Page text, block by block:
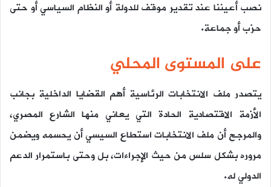
نصب أعيننا عند تقدير موقف للدولة أو النظام السياسي أو حتى
حزب أو جماعة.
على المستوى المحلي
يتصدر ملف الانتخابات الرئاسية أهم القضايا الداخلية بجانب
الأزمة الاقتصادية الحادة التي يعاني منها الشارع المصري،
والمرجح أن ملف الانتخابات استطاع السيسي أن يحسمه ويضمن
مروره بشكل سلس من حيث الإجراءات، بل وحتى باستمرار الدعم
الدولي له.